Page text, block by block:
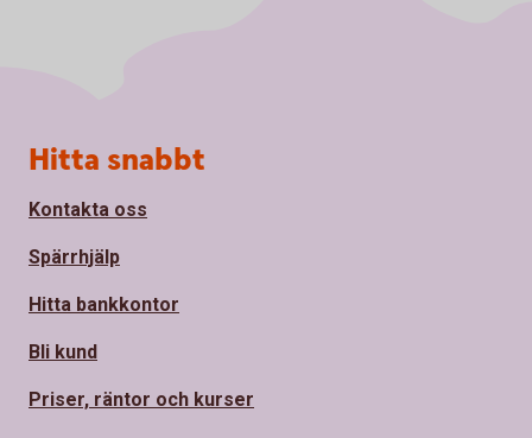
Sidfot
Hitta snabbt
Kontakta oss
Spärrhjälp
Hitta bankkontor
Bli kund
Priser, räntor och kurser